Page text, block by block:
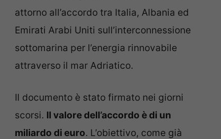
attorno all’accordo tra Italia, Albania ed
Emirati Arabi Uniti sull’interconnessione
sottomarina per l’energia rinnovabile
attraverso il mar Adriatico.
Il documento è stato firmato nei giorni
scorsi. Il valore dell’accordo è di un
miliardo di euro. L’obiettivo, come già